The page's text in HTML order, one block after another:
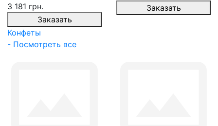
3 181 грн.
Заказать
Заказать
Конфеты
- Посмотреть все